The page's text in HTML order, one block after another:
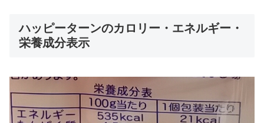
ハッピーターンのカロリー・エネルギー・
栄養成分表示